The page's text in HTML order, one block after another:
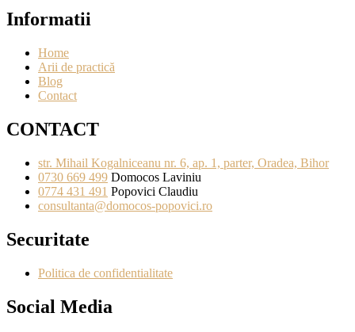
Informatii
Home
Arii de practică
Blog
Contact
CONTACT
str. Mihail Kogalniceanu nr. 6, ap. 1, parter, Oradea, Bihor
0730 669 499 Domocos Laviniu
0774 431 491 Popovici Claudiu
consultanta@domocos-popovici.ro
Securitate
Politica de confidentialitate
Social Media